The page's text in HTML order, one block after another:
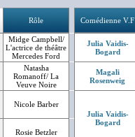
Rôle Comédienne V.F
Midge Campbell/
L'actrice de théâtre
Mercedes Ford
Julia Vaidis-
Bogard
Natasha
Romanoff/ La
Veuve Noire
Magali
Rosenweig
Nicole Barber
Julia Vaidis-
Bogard
Rosie Betzler